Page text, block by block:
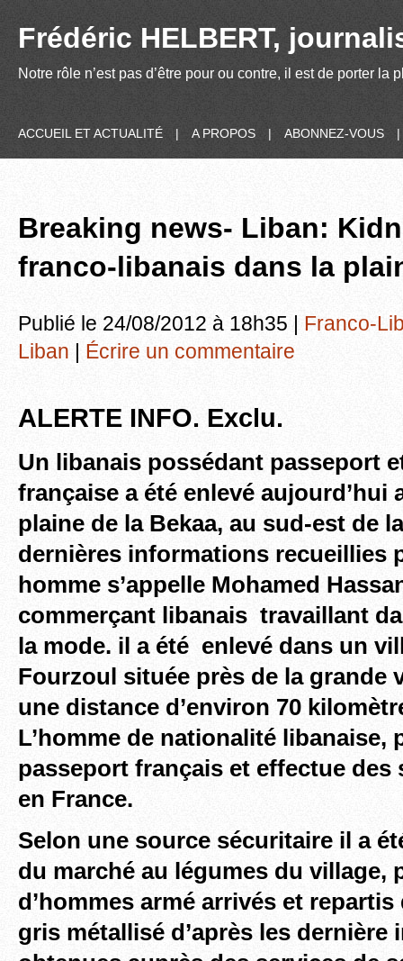
Frédéric HELBERT,
Notre rôle n’est pas d’être pour ou contre, il est de porter
ACCUEIL ET ACTUALITÉ | A PROPOS | ABONNEZ-VOUS |
Breaking news- Liban:
franco-libanais dans la
Publié le 24/08/2012 à 18h35 | Franco-
Liban | Écrire un commentaire
ALERTE INFO. Exclu.
Un libanais possédant passeport
française a été enlevé aujourd’hui
plaine de la Bekaa, au sud-est de
dernières informations recueillies
homme s’appelle Mohamed
commerçant libanais travaillant
la mode. il a été enlevé dans un
Fourzoul située près de la grande
une distance d’environ 70
L’homme de nationalité libanaise,
passeport français et effectue des
en France.
Selon une source sécuritaire il a
du marché au légumes du village,
d’hommes armé arrivés et
gris métallisé d’après les dernière